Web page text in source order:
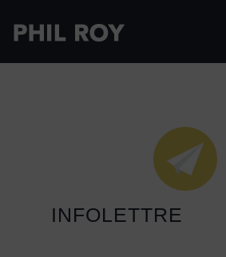
INFOLETTRE